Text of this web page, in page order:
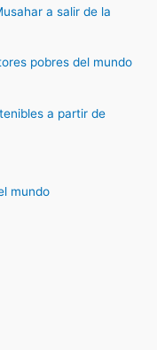
a salir de la
pobres del mundo
a partir de
mundo